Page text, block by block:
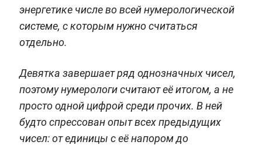
энергетике числе во всей нумерологической
системе, с которым нужно считаться
отдельно.
Девятка завершает ряд однозначных чисел,
поэтому нумерологи считают её итогом, а не
просто одной цифрой среди прочих. В ней
будто спрессован опыт всех предыдущих
чисел: от единицы с её напором до